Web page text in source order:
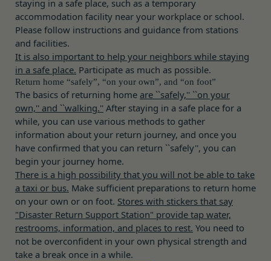
staying in a safe place, such as a temporary
accommodation facility near your workplace or school.
Please follow instructions and guidance from stations
and facilities.
It is also important to help your neighbors while staying
in a safe place. Participate as much as possible.
Return home “safely”, “on your own”, and “on foot”
The basics of returning home are ``safely,'' ``on your
own,'' and ``walking.'' After staying in a safe place for a
while, you can use various methods to gather
information about your return journey, and once you
have confirmed that you can return ``safely'', you can
begin your journey home.
There is a high possibility that you will not be able to take
a taxi or bus. Make sufficient preparations to return home
on your own or on foot. Stores with stickers that say
"Disaster Return Support Station" provide tap water,
restrooms, information, and places to rest. You need to
not be overconfident in your own physical strength and
take a break once in a while.
バに、当社サイト内におけるお客様の行動履歴(ア
クセスしたURL、コンテンツ、参照順序等)や、年
齢や性別、職業、居住地域、位置情報等個人が特定
できない属性情報(それらの組み合わせによっても
個人が特定できないもの)を取得することがありま
す。
お客様がご自身に関する情報の取得を望まれない場
合は、ブラウザや携帯端末の設定により、クッキー
の受け取りを拒否することも可能です。なお、クッ
キーの受け取りを拒否された場合、当社のサービス
の一部がご利用できなくなることがあります。
適正管理
当社は、お客様情報への不正なアクセスや漏洩等を
防ぐため、セキュリティーの維持に努めます。ま
た、当社は、当社の通常の事業運営に照らして当社
が不要と判断した場合、お客様から取得したお客様
情報を安全かつ合理的な方法で消去します。
当社は、本規約を変更する必要が生じた場合には、
会員の明示の承諾を得ることなく、本規約を変更す
ることができるものとします。
前項による本規約の変更をするときは、その効力発
生日を定め、かつ、本規約を変更する旨及び変更後
の本規約の内容並びにその効力発生日を、会員に対
し、本規約変更の効力発生日前に、第11条に定め
る方法により通知するものとします。ただし、文言
の修正等、会員に不利益を与えるものではない軽微
な変更の場合には、当該通知を省略することができ
ます。
本規約変更の効力発生日後に本サービスの利用を行
った場合、会員は本規約の変更に同意したものとみ
なします。
当社が提供する本サービス以外のサービス又は提携
パートナーが提供するサービスについては、各サー
ビスに定められる利用規約等に従ってご利用くださ